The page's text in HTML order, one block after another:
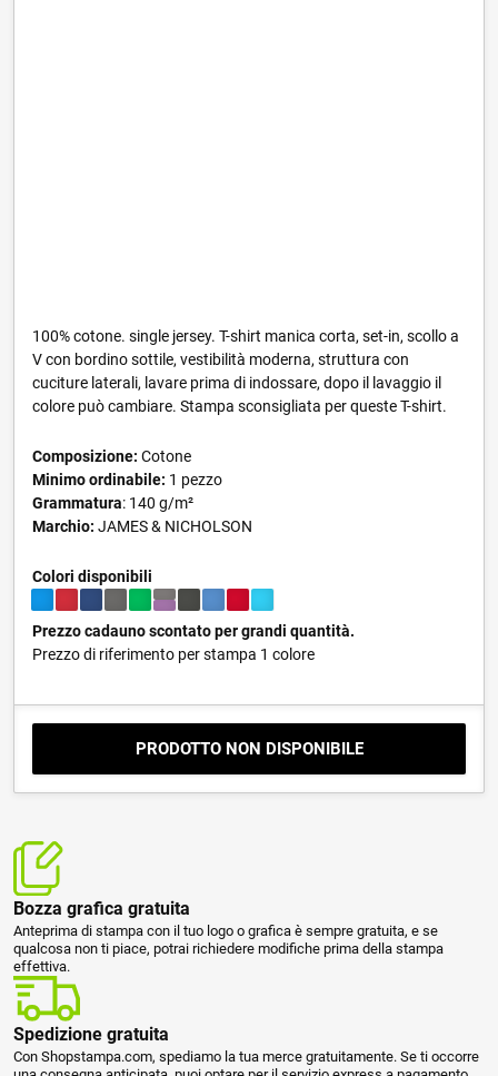
100% cotone. single jersey. T-shirt manica corta, set-in, scollo a
V con bordino sottile, vestibilità moderna, struttura con
cuciture laterali, lavare prima di indossare, dopo il lavaggio il
colore può cambiare. Stampa sconsigliata per queste T-shirt.
Composizione: Cotone
Minimo ordinabile: 1 pezzo
Grammatura: 140 g/m²
Marchio: JAMES & NICHOLSON
Colori disponibili
Prezzo cadauno scontato per grandi quantità.
Prezzo di riferimento per stampa 1 colore
PRODOTTO NON DISPONIBILE
Bozza grafica gratuita
Anteprima di stampa con il tuo logo o grafica è sempre gratuita, e se
qualcosa non ti piace, potrai richiedere modifiche prima della stampa
effettiva.
Spedizione gratuita
Con Shopstampa.com, spediamo la tua merce gratuitamente. Se ti occorre